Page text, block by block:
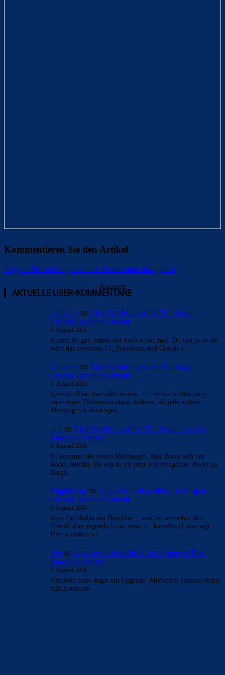
Kommentieren Sie den Artikel
Loggen Sie sich ein, um einen Kommentar abzugeben
Alma-03zuAjax-Wechsel perfekt: Ter Stegen
verlässt Barcelona erneut
6. August 2026
Komm ist gut, hatten wir doch schon mal. Du tust ja so als
wäre das zwischen FC_Barcelona und Clouds +…
Alma-03zuAjax-Wechsel perfekt: Ter Stegen
verlässt Barcelona erneut
6. August 2026
@serino Klar, das sollte es sein. Ich verstehe allerdings
unter einer Diskussion etwas anderes, als jede andere